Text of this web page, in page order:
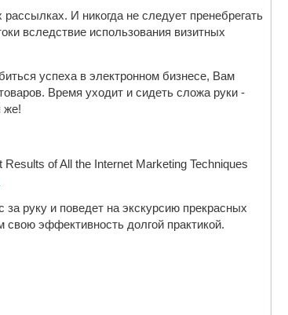
И никогда не следует пренебрегать
вследствие использования визитных
успеха в электронном бизнесе, Вам
Время уходит и сидеть сложа руки -
же!
of All the Internet Marketing Techniques
руку и поведет на экскурсию прекрасных
эффективность долгой практикой.